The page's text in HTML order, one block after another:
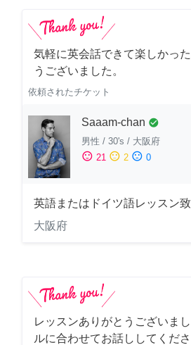
気軽に英会話できて楽しかっ
うございました。
依頼されたチケット
Saaam-chan check_circle
男性 / 30's / 大阪府
sentiment_satisfied 21 sentiment_neutral 2 sentiment_dissatisfied 0
英語またはドイツ語レッスン致
大阪府
レッスンありがとうございま
ルに合わせてお話ししてくだ